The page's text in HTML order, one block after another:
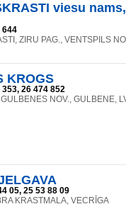
viesu
644
ZIRU PAG., VENTSPILS
KROGS
26 474 852
NOV., GULBENE,
05, 25 53 88 09
KRASTMALA, VECRĪGA